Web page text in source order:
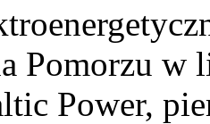
Pomorzu w
Power,